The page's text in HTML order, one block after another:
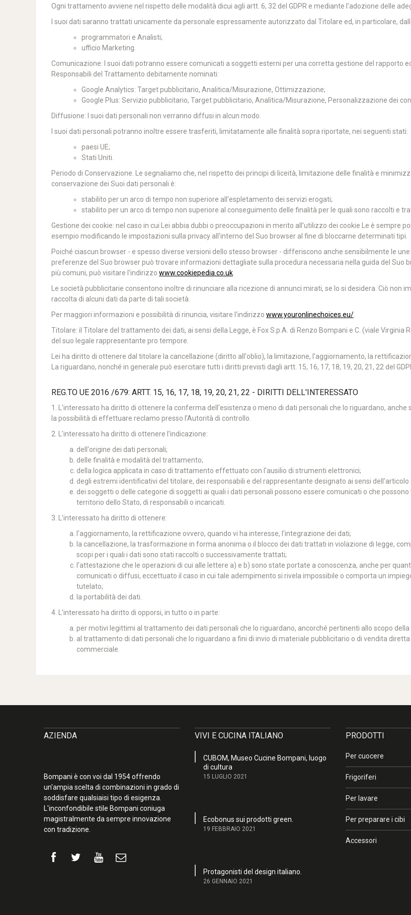
Ogni trattamento avviene nel rispetto delle modalità dicui agli artt. 6, 32 del GDPR e mediante l'adozione delle
I suoi dati saranno trattati unicamente da personale espressamente autorizzato dal Titolare ed, in particolare,
programmatori e Analisti;
ufficio Marketing.
Comunicazione: I suoi dati potranno essere comunicati a soggetti esterni per una corretta gestione del rapporto
Responsabili del Trattamento debitamente nominati:
Google Analytics: Target pubblicitario, Analitica/Misurazione, Ottimizzazione;
Google Plus: Servizio pubblicitario, Target pubblicitario, Analitica/Misurazione, Personalizzazione dei
Diffusione: I suoi dati personali non verranno diffusi in alcun modo.
I suoi dati personali potranno inoltre essere trasferiti, limitatamente alle finalità sopra riportate, nei seguenti stati:
paesi UE;
Stati Uniti.
Periodo di Conservazione. Le segnaliamo che, nel rispetto dei principi di liceità, limitazione delle finalità e
conservazione dei Suoi dati personali è:
stabilito per un arco di tempo non superiore all'espletamento dei servizi erogati;
stabilito per un arco di tempo non superiore al conseguimento delle finalità per le quali sono raccolti e
Gestione dei cookie: nel caso in cui Lei abbia dubbi o preoccupazioni in merito all'utilizzo dei cookie Le è sempre
esempio modificando le impostazioni sulla privacy all'interno del Suo browser al fine di bloccarne determinati tipi.
Poiché ciascun browser - e spesso diverse versioni dello stesso browser - differiscono anche sensibilmente le
preferenze del Suo browser può trovare informazioni dettagliate sulla procedura necessaria nella guida del Suo
più comuni, può visitare l'indirizzo www.cookiepedia.co.uk
Le società pubblicitarie consentono inoltre di rinunciare alla ricezione di annunci mirati, se lo si desidera. Ciò
raccolta di alcuni dati da parte di tali società.
Per maggiori informazioni e possibilità di rinuncia, visitare l'indirizzo www.youronlinechoices.eu/
Titolare: il Titolare del trattamento dei dati, ai sensi della Legge, è Fox S.p.A. di Renzo Bompani e C. (viale Virginia
del suo legale rappresentante pro tempore.
Lei ha diritto di ottenere dal titolare la cancellazione (diritto all'oblio), la limitazione, l'aggiornamento, la
La riguardano, nonché in generale può esercitare tutti i diritti previsti dagli artt. 15, 16, 17, 18, 19, 20, 21, 22 del
REG.TO UE 2016 /679: ARTT. 15, 16, 17, 18, 19, 20, 21, 22 - DIRITTI DELL'INTERESSATO
1. L'interessato ha diritto di ottenere la conferma dell'esistenza o meno di dati personali che lo riguardano,
la possibilità di effettuare reclamo presso l’Autorità di controllo.
2. L'interessato ha diritto di ottenere l'indicazione:
dell'origine dei dati personali;
delle finalità e modalità del trattamento;
della logica applicata in caso di trattamento effettuato con l'ausilio di strumenti elettronici;
degli estremi identificativi del titolare, dei responsabili e del rappresentante designato ai sensi dell'articolo
dei soggetti o delle categorie di soggetti ai quali i dati personali possono essere comunicati o che
territorio dello Stato, di responsabili o incaricati.
3. L'interessato ha diritto di ottenere:
l'aggiornamento, la rettificazione ovvero, quando vi ha interesse, l'integrazione dei dati;
la cancellazione, la trasformazione in forma anonima o il blocco dei dati trattati in violazione di legge,
scopi per i quali i dati sono stati raccolti o successivamente trattati;
l'attestazione che le operazioni di cui alle lettere a) e b) sono state portate a conoscenza, anche per
comunicati o diffusi, eccettuato il caso in cui tale adempimento si rivela impossibile o comporta un
tutelato;
la portabilità dei dati.
4. L'interessato ha diritto di opporsi, in tutto o in parte:
per motivi legittimi al trattamento dei dati personali che lo riguardano, ancorché pertinenti allo scopo della
al trattamento di dati personali che lo riguardano a fini di invio di materiale pubblicitario o di vendita
commerciale.
AZIENDA
Bompani è con voi dal 1954 offrendo
un'ampia scelta di combinazioni in grado di
soddisfare qualsiaisi tipo di esigenza.
L'inconfondibile stile Bompani coniuga
magistralmente da sempre innovazione
con tradizione.
VIVI E CUCINA ITALIANO
CUBOM, Museo Cucine Bompani, luogo
di cultura
15 LUGLIO 2021
Ecobonus sui prodotti green.
19 FEBBRAIO 2021
Protagonisti del design italiano.
26 GENNAIO 2021
PRODOTTI
Per cuocere
Frigoriferi
Per lavare
Per preparare i cibi
Accessori